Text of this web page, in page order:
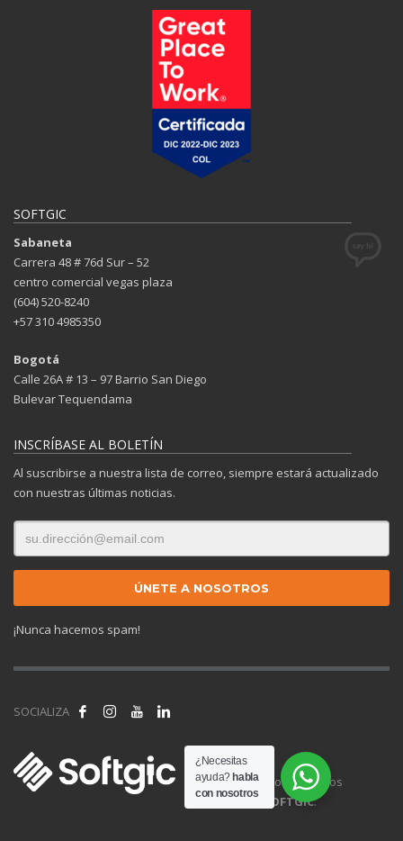
SOFTGIC
Sabaneta
Carrera 48 # 76d Sur – 52
centro comercial vegas plaza
(604) 520-8240
+57 310 4985350
Bogotá
Calle 26A # 13 – 97 Barrio San Diego
Bulevar Tequendama
INSCRÍBASE AL BOLETÍN
Al suscribirse a nuestra lista de correo, siempre estará actualizado
con nuestras últimas noticias.
¡Nunca hacemos spam!
SOCIALIZA
© 2025 Todos los derechos
reservados.
SOFTGIC.
¿Necesitas
ayuda? habla
con nosotros